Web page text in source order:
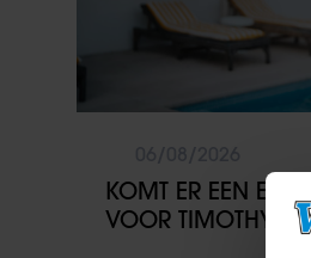
KOMT ER EEN
VOOR TIMOTHY NA